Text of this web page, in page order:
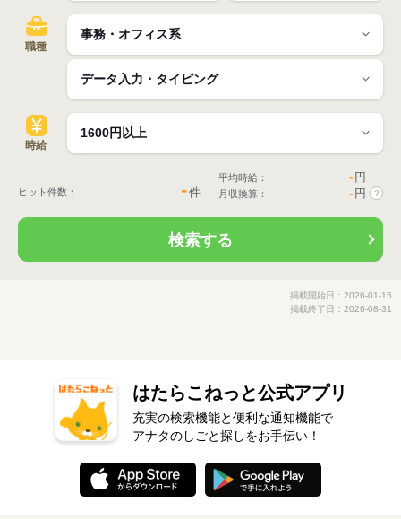
職種
時給
ヒット件数： -件
平均時給： - 円
月収換算： - 円 ?
検索する
掲載開始日：2026-01-15
掲載終了日：2026-08-31
はたらこねっと公式アプリ
充実の検索機能と便利な通知機能で
アナタのしごと探しをお手伝い！